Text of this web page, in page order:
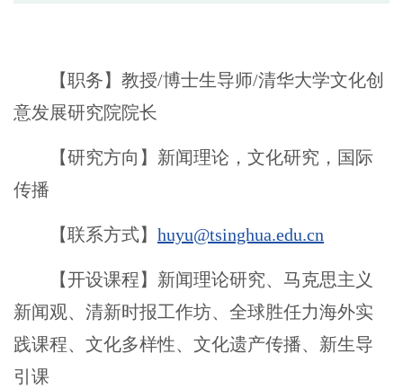
【职务】教授/博士生导师/清华大学文化创
意发展研究院院长
【研究方向】新闻理论，文化研究，国际
传播
【联系方式】 huyu@tsinghua.edu.cn
【开设课程】新闻理论研究、马克思主义
新闻观、清新时报工作坊、全球胜任力海外实
践课程、文化多样性、文化遗产传播、新生导
引课